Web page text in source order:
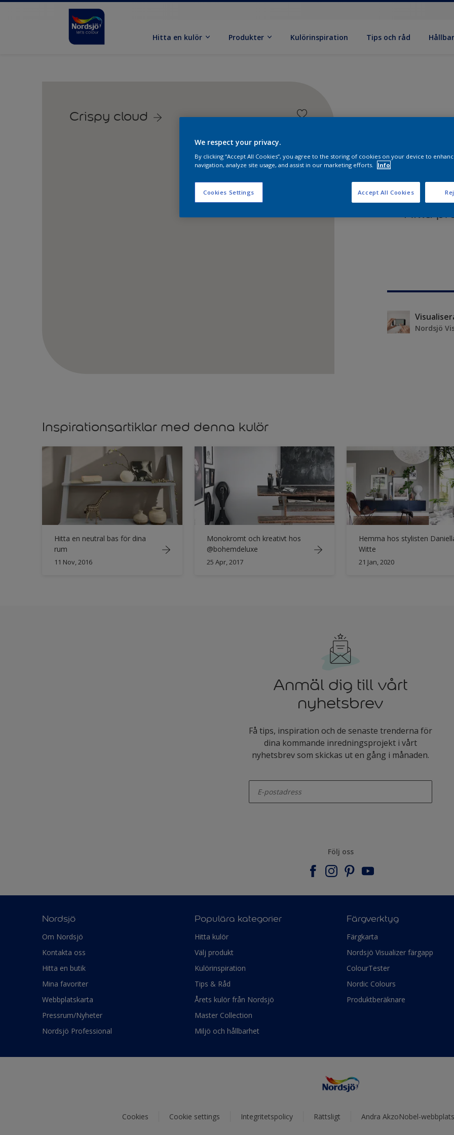
Hitta en kulör Produkter Kulörinspiration Tips och råd
Crispy cloud
Hitta
Nordsjö
Inspirationsartiklar med denna kulör
Hitta en neutral bas för dina
rum
11 Nov, 2016
Monokromt och kreativt hos
@bohemdeluxe
25 Apr, 2017
Hemma hos stylisten
Witte
21 Jan, 2020
Anmäl dig till vårt
nyhetsbrev
Få tips, inspiration och de senaste trenderna för
dina kommande inredningsprojekt i vårt
nyhetsbrev som skickas ut en gång i månaden.
Följ oss
Nordsjö
Om Nordsjö
Kontakta oss
Hitta en butik
Mina favoriter
Webbplatskarta
Pressrum/Nyheter
Nordsjö Professional
Populära kategorier
Hitta kulör
Välj produkt
Kulörinspiration
Tips & Råd
Årets kulör från Nordsjö
Master Collection
Miljö och hållbarhet
Färgverktyg
Färgkarta
Nordsjö Visualizer färgapp
ColourTester
Nordic Colours
Produktberäknare
Cookies Cookie settings Integritetspolicy Rättsligt Andra AkzoNobel-
We respect your privacy.
By clicking “Accept All Cookies”, you agree to the storing of cookies on your device to
navigation, analyze site usage, and assist in our marketing efforts.
Info
Cookies Settings Accept All Cookies